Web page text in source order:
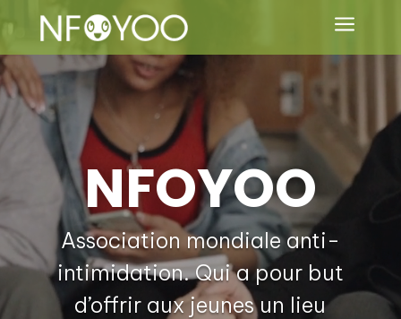
a
Lecteur
NFOYOO
Association mondiale anti-
intimidation. Qui a pour but
d’offrir aux jeunes un lieu